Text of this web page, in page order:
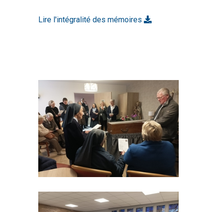
Lire l'intégralité des mémoires